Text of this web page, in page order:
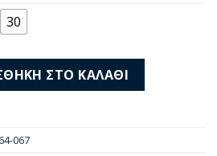
είναι:
33,00 €.
30
067 ποσότητα
ΣΤΟ ΚΑΛΆΘΙ
067